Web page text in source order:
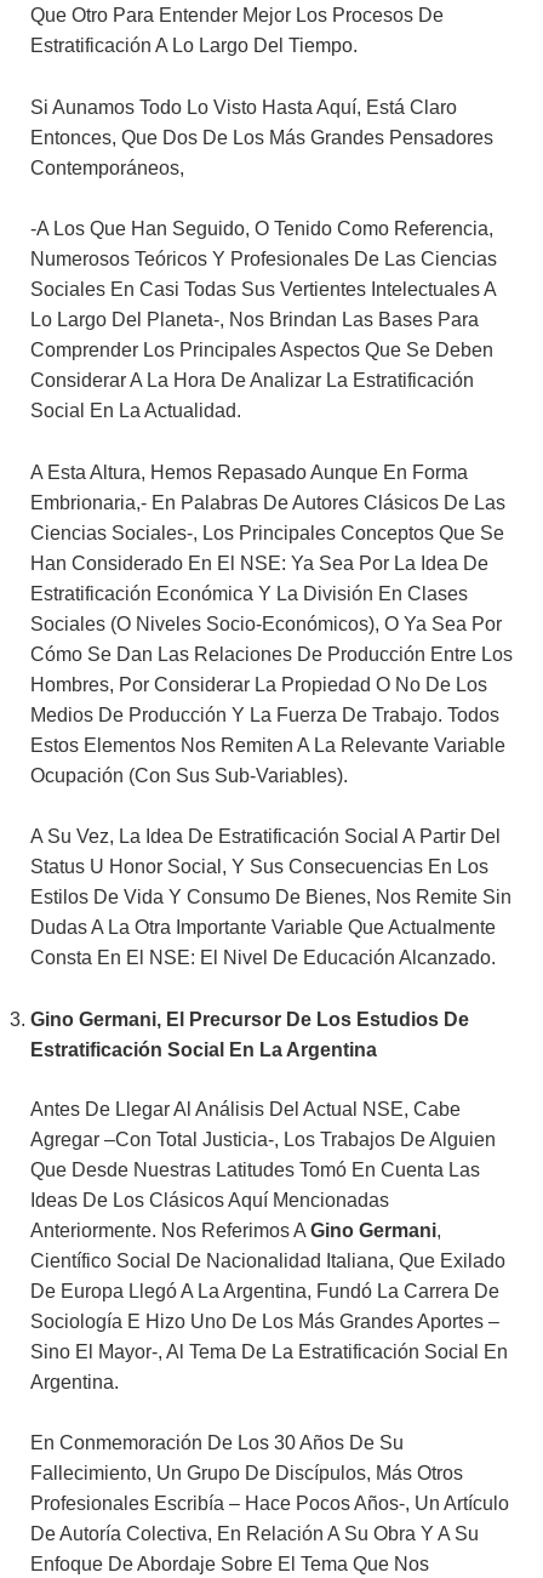
Que Otro Para Entender Mejor Los Procesos De
Estratificación A Lo Largo Del Tiempo.
Si Aunamos Todo Lo Visto Hasta Aquí, Está Claro
Entonces, Que Dos De Los Más Grandes Pensadores
Contemporáneos,
-a Los Que Han Seguido, O Tenido Como Referencia,
Numerosos Teóricos Y Profesionales De Las Ciencias
Sociales En Casi Todas Sus Vertientes Intelectuales A
Lo Largo Del Planeta-, Nos Brindan Las Bases Para
Comprender Los Principales Aspectos Que Se Deben
Considerar A La Hora De Analizar La Estratificación
Social En La Actualidad.
A Esta Altura, Hemos Repasado Aunque En Forma
Embrionaria,- En Palabras De Autores Clásicos De Las
Ciencias Sociales-, Los Principales Conceptos Que Se
Han Considerado En El NSE: Ya Sea Por La Idea De
Estratificación Económica Y La División En Clases
Sociales (o Niveles Socio-Económicos), O Ya Sea Por
Cómo Se Dan Las Relaciones De Producción Entre Los
Hombres, Por Considerar La Propiedad O No De Los
Medios De Producción Y La Fuerza De Trabajo. Todos
Estos Elementos Nos Remiten A La Relevante Variable
Ocupación (con Sus Sub-Variables).
A Su Vez, La Idea De Estratificación Social A Partir Del
Status U Honor Social, Y Sus Consecuencias En Los
Estilos De Vida Y Consumo De Bienes, Nos Remite Sin
Dudas A La Otra Importante Variable Que Actualmente
Consta En El NSE: El Nivel De Educación Alcanzado.
Gino Germani, El Precursor De Los Estudios De
Estratificación Social En La Argentina
Antes De Llegar Al Análisis Del Actual NSE, Cabe
Agregar –con Total Justicia-, Los Trabajos De Alguien
Que Desde Nuestras Latitudes Tomó En Cuenta Las
Ideas De Los Clásicos Aquí Mencionadas
Anteriormente. Nos Referimos A Gino Germani,
Científico Social De Nacionalidad Italiana, Que Exilado
De Europa Llegó A La Argentina, Fundó La Carrera De
Sociología E Hizo Uno De Los Más Grandes Aportes –
Sino El Mayor-, Al Tema De La Estratificación Social En
Argentina.
En Conmemoración De Los 30 Años De Su
Fallecimiento, Un Grupo De Discípulos, Más Otros
Profesionales Escribía – Hace Pocos Años-, Un Artículo
De Autoría Colectiva, En Relación A Su Obra Y A Su
Enfoque De Abordaje Sobre El Tema Que Nos